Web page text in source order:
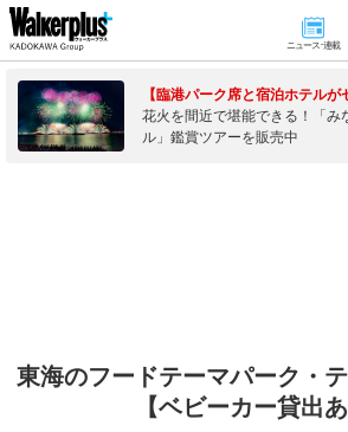
ニュース･連載
【臨港パーク席と宿泊ホテルが
花火を間近で堪能できる！「み
ル」鑑賞ツアーを販売中
東海のフードテーマパーク・
【ベビーカー貸出あ